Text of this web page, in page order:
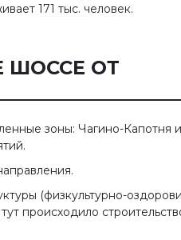
171 тыс. человек.
ШОССЕ ОТ
зоны: Чагино-Капотня
(физкультурно-
происходило